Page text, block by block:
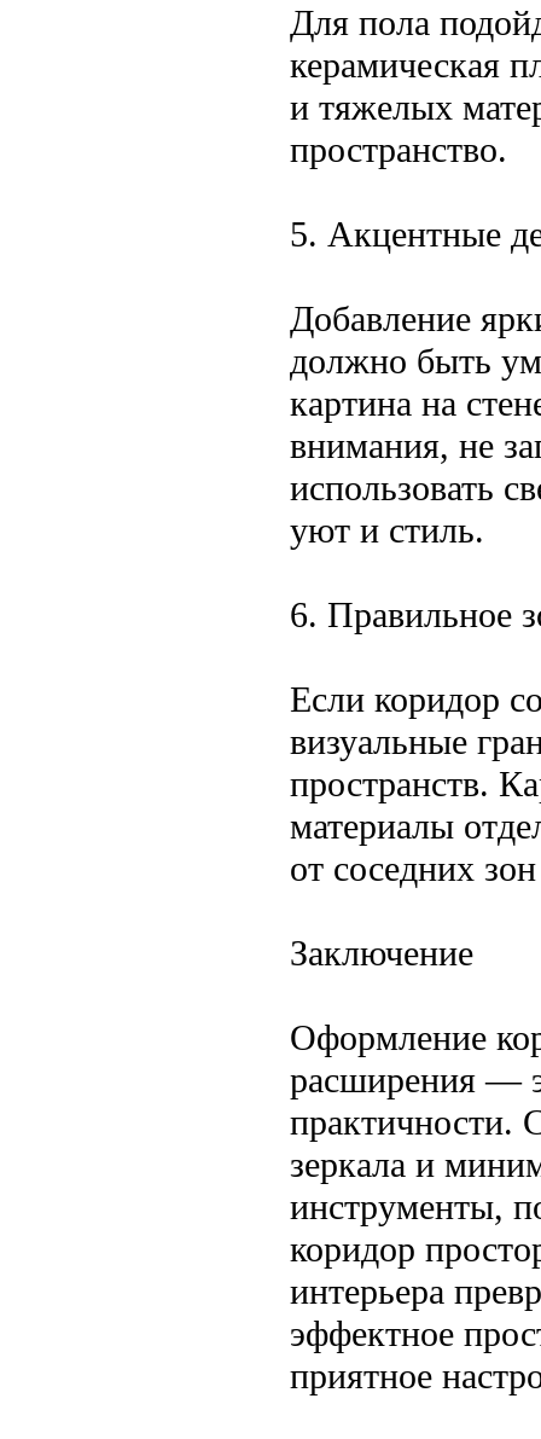
Для пола
керамическая
и тяжелых
пространство.
5. Акцентные
Добавление
должно быть
картина на
внимания, не
использовать
уют и стиль.
6. Правильное
Если коридор
визуальные
пространств.
материалы
от соседних
Заключение
Оформление
расширения —
практичности.
зеркала и
инструменты,
коридор
интерьера
эффектное
приятное